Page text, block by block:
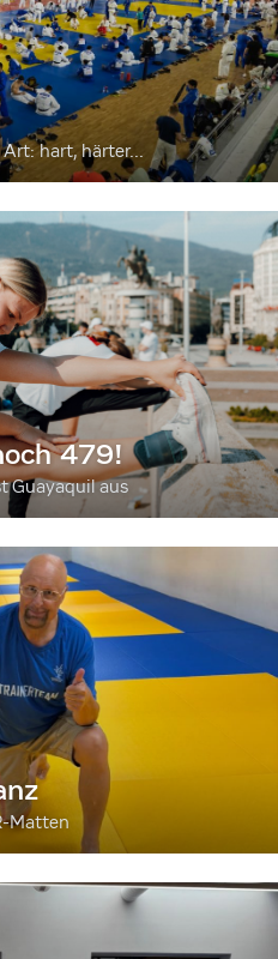
hart, härter...
479!
Guayaquil aus
Matten